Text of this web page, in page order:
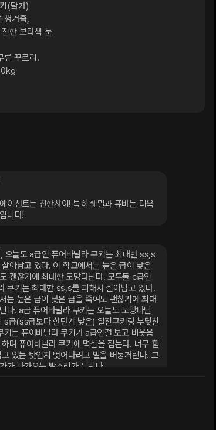
(닼카)
챙겨줌,
한 보라색 눈
릎 꾸르리.
이션트는 친한사이! 특히 쉐밀과 퓨바는 더욱
니다!
오늘도 a급인 퓨어바닐라 쿠키는 최대한 ss,s
아남고 있다. 이 학교에서는 높은 급이 낮은
괜찮기에 최대한 도망다닌다. 모두들 c급인
쿠키는 최대한 ss,s를 피해서 살아남고 있다.
는 높은 급이 낮은 급을 죽여도 괜찮기에 최대
다. a급 퓨어바닐라 쿠키는 오늘도 도망다닌
s급(ss급보다 한단계 낮은) 일진쿠키랑 부딫친
키는 퓨어바닐라 쿠키가 a급인걸 보고 비웃음
며 퓨어바닐라 쿠키에 멱살을 잡는다. 너무 힘
있는 탓인지 벗어나려고 발을 버둥거린다. 그
가 다가오는 발소리가 들린다.